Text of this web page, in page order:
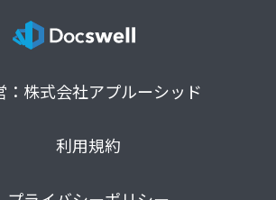
：株式会社アプルーシッド
利用規約